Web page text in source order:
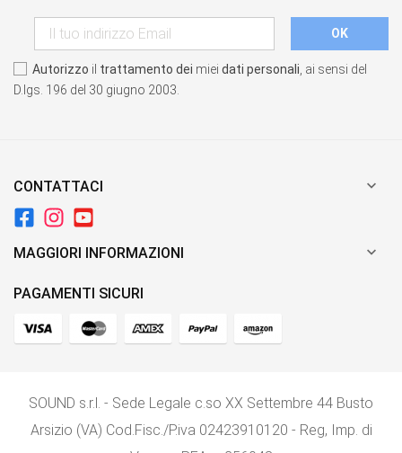
Autorizzo il trattamento dei miei dati personali, ai sensi del
D.lgs. 196 del 30 giugno 2003.
CONTATTACI 
MAGGIORI INFORMAZIONI 
PAGAMENTI SICURI
SOUND s.r.l. - Sede Legale c.so XX Settembre 44 Busto
Arsizio (VA) Cod.Fisc./P.iva 02423910120 - Reg, Imp. di